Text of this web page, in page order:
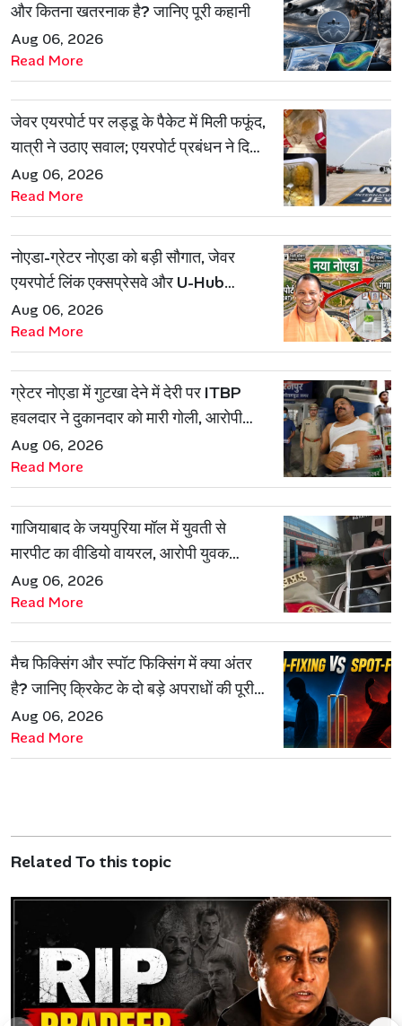
और कितना खतरनाक है? जानिए पूरी कहानी
Aug 06, 2026
Read More
जेवर एयरपोर्ट पर लड्डू के पैकेट में मिली फफूंद,
यात्री ने उठाए सवाल; एयरपोर्ट प्रबंधन ने दिया
जवाब
Aug 06, 2026
Read More
नोएडा-ग्रेटर नोएडा को बड़ी सौगात, जेवर
एयरपोर्ट लिंक एक्सप्रेसवे और U-Hub
प्रोजेक्ट को मिली मंजूरी
Aug 06, 2026
Read More
ग्रेटर नोएडा में गुटखा देने में देरी पर ITBP
हवलदार ने दुकानदार को मारी गोली, आरोपी
गिरफ्तार
Aug 06, 2026
Read More
गाजियाबाद के जयपुरिया मॉल में युवती से
मारपीट का वीडियो वायरल, आरोपी युवक
हिरासत में
Aug 06, 2026
Read More
मैच फिक्सिंग और स्पॉट फिक्सिंग में क्या अंतर
है? जानिए क्रिकेट के दो बड़े अपराधों की पूरी
कहानी
Aug 06, 2026
Read More
Related To this topic